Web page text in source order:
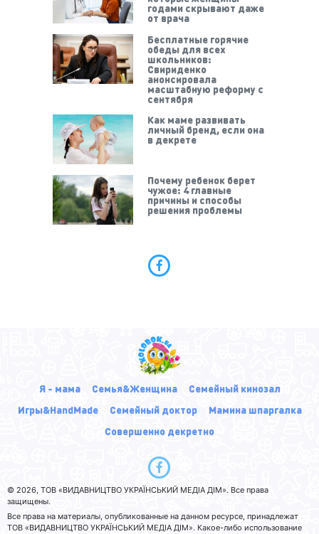
годами скрывают даже
от врача
Бесплатные горячие
обеды для всех
школьников:
Свириденко
анонсировала
масштабную реформу с
сентября
Как маме развивать
личный бренд, если она
в декрете
Почему ребенок берет
чужое: 4 главные
причины и способы
решения проблемы
Я - мама Семья&Женщина
Семейный кинозал
Игры&HandMade
Семейный доктор
Мамина шпаргалка
Совершенно декретно
© 2026, ТОВ «ВИДАВНИЦТВО УКРАЇНСЬКИЙ МЕДІА ДІМ». Все права
защищены.
Все права на материалы, опубликованные на данном ресурсе, принадлежат
ТОВ «ВИДАВНИЦТВО УКРАЇНСЬКИЙ МЕДІА ДІМ». Какое-либо использование